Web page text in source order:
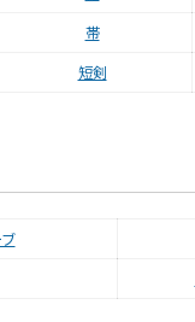
帯
短剣